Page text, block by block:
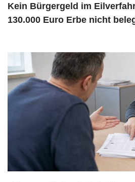
Kein Bürgergeld im
130.000 Euro Erbe nicht